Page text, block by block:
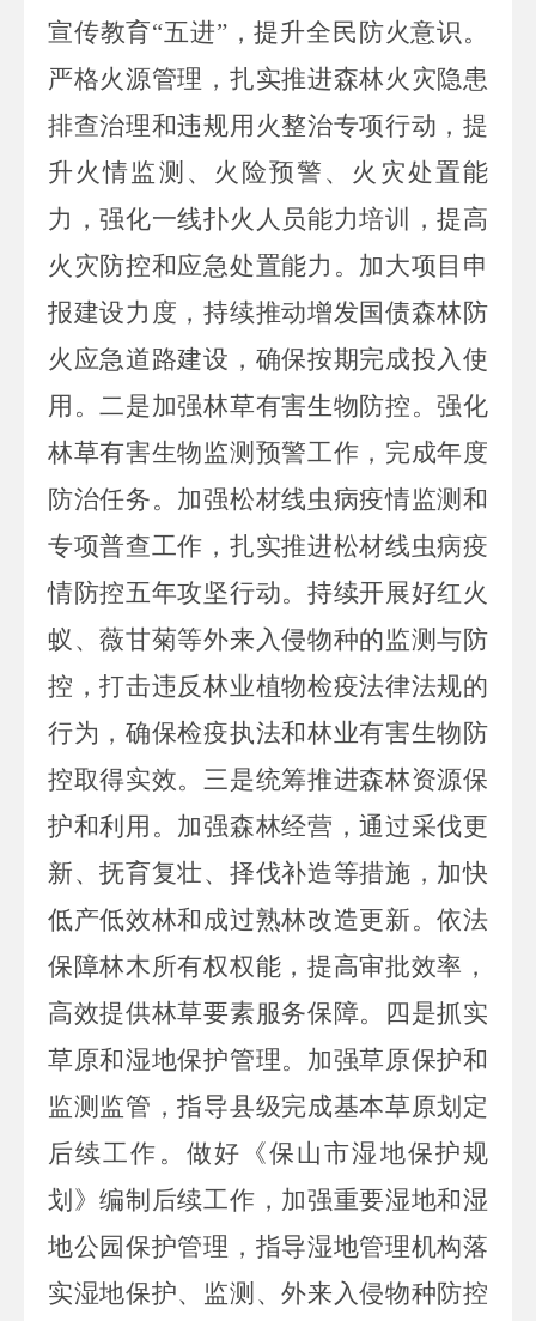
宣传教育“五进”，提升全民防火意识。
严格火源管理，扎实推进森林火灾隐患
排查治理和违规用火整治专项行动，提
升火情监测、火险预警、火灾处置能
力，强化一线扑火人员能力培训，提高
火灾防控和应急处置能力。加大项目申
报建设力度，持续推动增发国债森林防
火应急道路建设，确保按期完成投入使
用。二是加强林草有害生物防控。强化
林草有害生物监测预警工作，完成年度
防治任务。加强松材线虫病疫情监测和
专项普查工作，扎实推进松材线虫病疫
情防控五年攻坚行动。持续开展好红火
蚁、薇甘菊等外来入侵物种的监测与防
控，打击违反林业植物检疫法律法规的
行为，确保检疫执法和林业有害生物防
控取得实效。三是统筹推进森林资源保
护和利用。加强森林经营，通过采伐更
新、抚育复壮、择伐补造等措施，加快
低产低效林和成过熟林改造更新。依法
保障林木所有权权能，提高审批效率，
高效提供林草要素服务保障。四是抓实
草原和湿地保护管理。加强草原保护和
监测监管，指导县级完成基本草原划定
后续工作。做好《保山市湿地保护规
划》编制后续工作，加强重要湿地和湿
地公园保护管理，指导湿地管理机构落
实湿地保护、监测、外来入侵物种防控